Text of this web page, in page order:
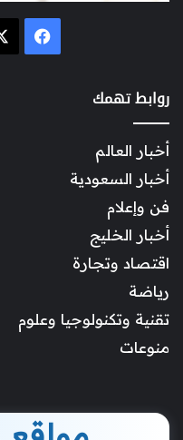
روابط تهمك
أخبار العالم
أخبار السعودية
فن وإعلام
أخبار الخليج
اقتصاد وتجارة
رياضة
تقنية وتكنولوجيا وعلوم
منوعات